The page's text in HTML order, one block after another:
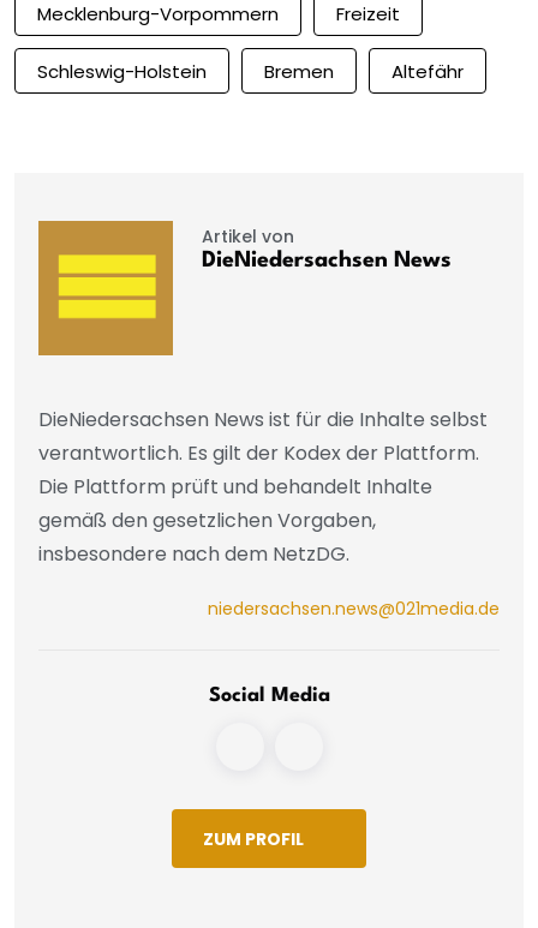
Mecklenburg-Vorpommern Freizeit
Schleswig-Holstein Bremen Altefähr
Artikel von
DieNiedersachsen News
DieNiedersachsen News ist für die Inhalte selbst
verantwortlich. Es gilt der Kodex der Plattform.
Die Plattform prüft und behandelt Inhalte
gemäß den gesetzlichen Vorgaben,
insbesondere nach dem NetzDG.
niedersachsen.news@021media.de
Social Media
ZUM PROFIL